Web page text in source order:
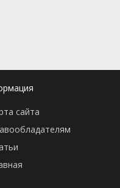
сайта